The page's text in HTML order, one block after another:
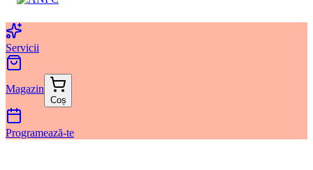
Servicii
Magazin
Coș
Programează-te